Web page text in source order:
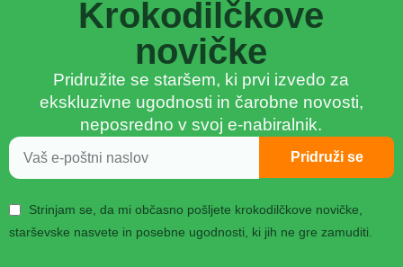
Krokodilčkove
novičke
Pridružite se staršem, ki prvi izvedo za
ekskluzivne ugodnosti in čarobne novosti,
neposredno v svoj e-nabiralnik.
Strinjam se, da mi občasno pošljete krokodilčkove novičke,
starševske nasvete in posebne ugodnosti, ki jih ne gre zamuditi.
Pridruži se